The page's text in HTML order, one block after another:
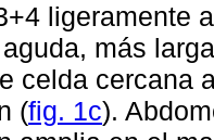
ligeramente
más
celda cercana
(fig. 1c).